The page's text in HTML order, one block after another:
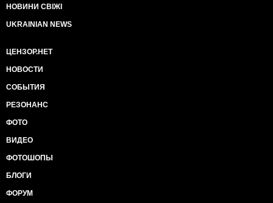
НОВИНИ СВІЖІ
UKRAINIAN NEWS
ЦЕНЗОР.НЕТ
НОВОСТИ
СОБЫТИЯ
РЕЗОНАНС
ФОТО
ВИДЕО
ФОТОШОПЫ
БЛОГИ
ФОРУМ